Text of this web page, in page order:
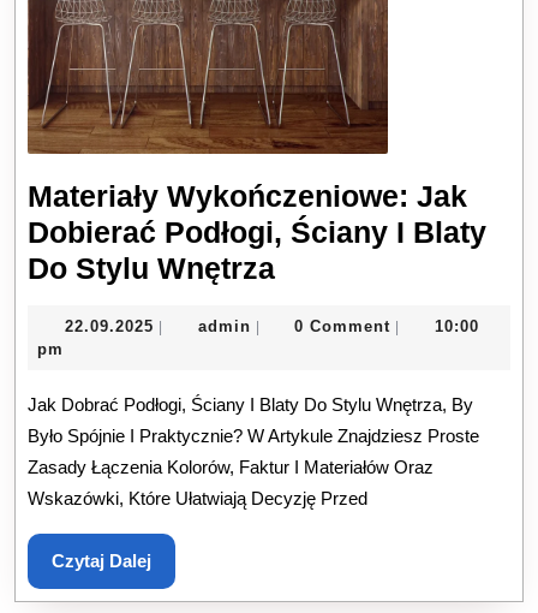
Materiały Wykończeniowe: Jak
Dobierać Podłogi, Ściany I Blaty
Do Stylu WnętrzaMateriały
Jak
Podłogi,
Ściany
I
Blaty
22.09.2025 22.09.2025
| adminadmin
| 0 Comment |
10:00
pm
Jak Dobrać Podłogi, Ściany I Blaty Do Stylu Wnętrza, By
Było Spójnie I Praktycznie? W Artykule Znajdziesz Proste
Zasady Łączenia Kolorów, Faktur I Materiałów Oraz
Wskazówki, Które Ułatwiają Decyzję Przed
Czytaj DalejCzytaj
Dalej